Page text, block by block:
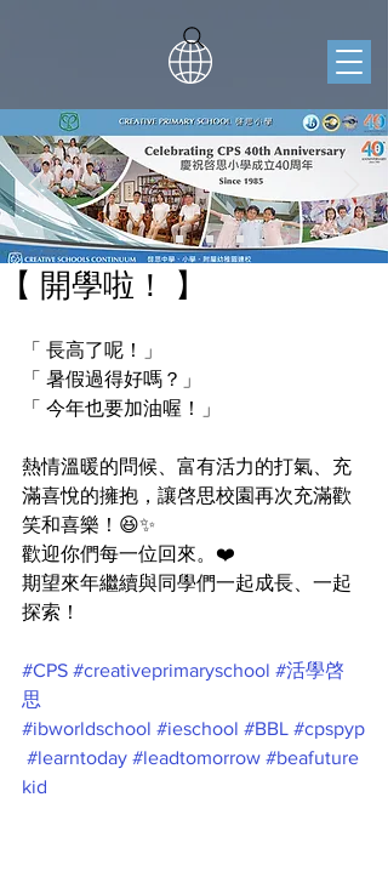
【 開學啦！ 】
「 長高了呢！」
「 暑假過得好嗎？」
「 今年也要加油喔！」
熱情溫暖的問候、富有活力的打氣、充
滿喜悅的擁抱，讓啓思校園再次充滿歡
笑和喜樂！😆✨
歡迎你們每一位回來。❤️
期望來年繼續與同學們一起成長、一起
探索！
#CPS #creativeprimaryschool #活學啓
思
#ibworldschool #ieschool #BBL #cpspyp
#learntoday #leadtomorrow #beafuture
kid